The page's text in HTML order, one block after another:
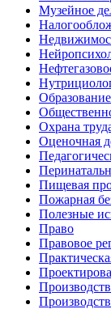
Музейное
Образование
Охрана
Оценочная
Пищевая
Пожарная
Полезные
Право
Правовое